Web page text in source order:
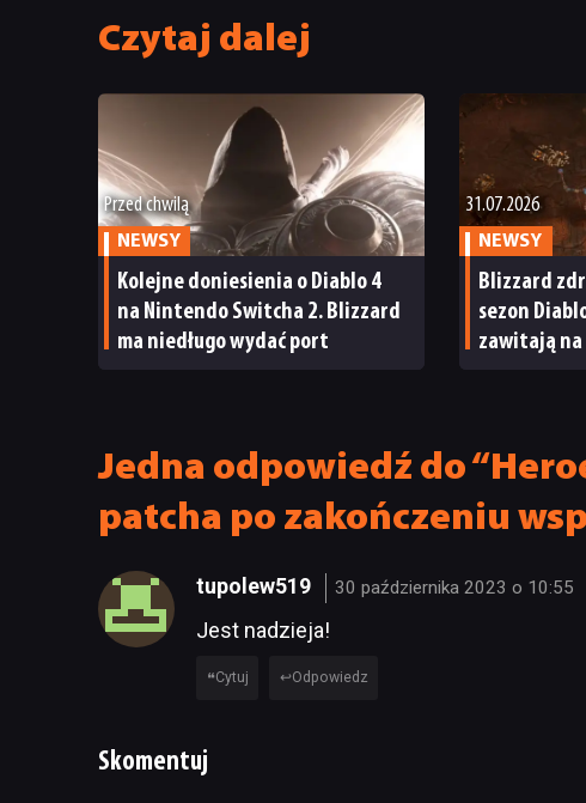
Czytaj dalej
Przed chwilą
NEWSY
Kolejne doniesienia o Diablo 4
na Nintendo Switcha 2. Blizzard
ma niedługo wydać port
31.07.2026
NEWSY
Blizzard
sezon
zawitają
Jedna odpowiedź do
patcha po zakończeniu
tupolew519 30 października 2023 o 10:55
Jest nadzieja!
Cytuj Odpowiedz
Skomentuj